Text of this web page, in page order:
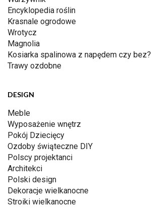
Encyklopedia roślin
Krasnale ogrodowe
Wrotycz
Magnolia
Kosiarka spalinowa z napędem czy bez?
Trawy ozdobne
DESIGN
Meble
Wyposażenie wnętrz
Pokój Dziecięcy
Ozdoby świąteczne DIY
Polscy projektanci
Architekci
Polski design
Dekoracje wielkanocne
Stroiki wielkanocne